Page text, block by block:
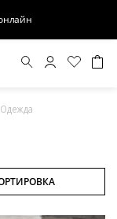
Одежда